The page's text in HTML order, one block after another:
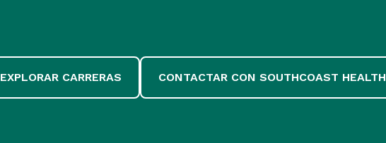
EXPLORAR CARRERAS CONTACTAR CON SOUTHCOAST HEALTH